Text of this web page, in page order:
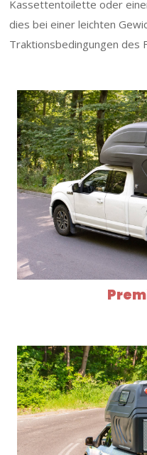
Kassettentoilette oder
dies bei einer leichten
Traktionsbedingungen des